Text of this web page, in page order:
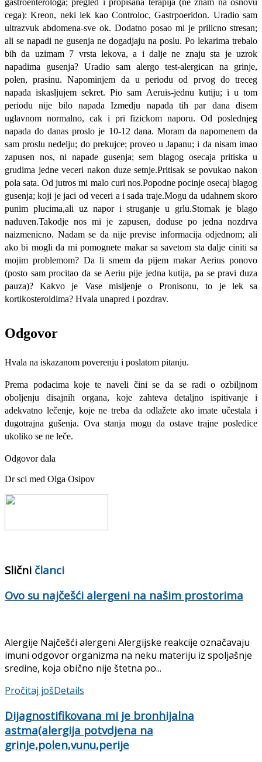
gastroenterologa; pregled i propisana terapija (ne znam na osnovu
cega): Kreon, neki lek kao Controloc, Gastrpoeridon. Uradio sam
ultrazvuk abdomena-sve ok. Dodatno posao mi je prilicno stresan;
ali se napadi ne gusenja ne dogadjaju na poslu. Po lekarima trebalo
bih da uzimam 7 vrsta lekova, a i dalje ne znaju sta je uzrok
napadima gusenja? Uradio sam alergo test-alergican na grinje,
polen, prasinu. Napominjem da u periodu od prvog do treceg
napada iskasljujem sekret. Pio sam Aeruis-jednu kutiju; i u tom
periodu nije bilo napada Izmedju napada tih par dana disem
uglavnom normalno, cak i pri fizickom naporu. Od poslednjeg
napada do danas proslo je 10-12 dana. Moram da napomenem da
sam proslu nedelju; do prekujce; proveo u Japanu; i da nisam imao
zapusen nos, ni napade gusenja; sem blagog osecaja pritiska u
grudima jedne veceri nakon duze setnje.Pritisak se povukao nakon
pola sata. Od jutros mi malo curi nos.Popodne pocinje osecaj blagog
gusenja; koji je jaci od veceri a i sada traje.Mogu da udahnem skoro
punim plucima,ali uz napor i struganje u grlu.Stomak je blago
naduven.Takodje nos mi je zapusen, doduse po jedna nozdrva
naizmenicno. Nadam se da nije previse informacija odjednom; ali
ako bi mogli da mi pomognete makar sa savetom sta dalje ciniti sa
mojim problemom? Da li smem da pijem makar Aerius ponovo
(posto sam procitao da se Aeriu pije jedna kutija, pa se pravi duza
pauza)? Kakvo je Vase misljenje o Pronisonu, to je lek sa
kortikosteroidima? Hvala unapred i pozdrav.
Odgovor
Hvala na iskazanom poverenju i poslatom pitanju.
Prema podacima koje te naveli čini se da se radi o ozbiljnom
oboljenju disajnih organa, koje zahteva detaljno ispitivanje i
adekvatno lečenje, koje ne treba da odlažete ako imate učestala i
dugotrajna gušenja. Ova stanja mogu da ostave trajne posledice
ukoliko se ne leče.
Odgovor dala
Dr sci med Olga Osipov
Slični članci
Ovo su najčešći alergeni na našim prostorima
Alergije Najčešći alergeni Alergijske reakcije označavaju
imuni odgovor organizma na neku materiju iz spoljašnje
sredine, koja obično nije štetna po...
Pročitaj jošDetails
Dijagnostifikovana mi je bronhijalna
astma(alergija potvdjena na
grinje,polen,vunu,perije